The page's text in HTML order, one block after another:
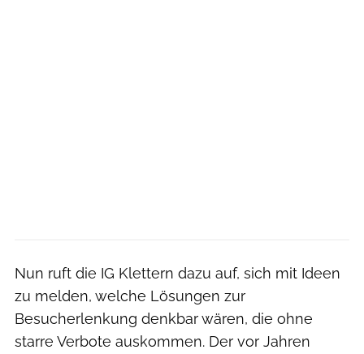
Nun ruft die IG Klettern dazu auf, sich mit Ideen
zu melden, welche Lösungen zur
Besucherlenkung denkbar wären, die ohne
starre Verbote auskommen. Der vor Jahren